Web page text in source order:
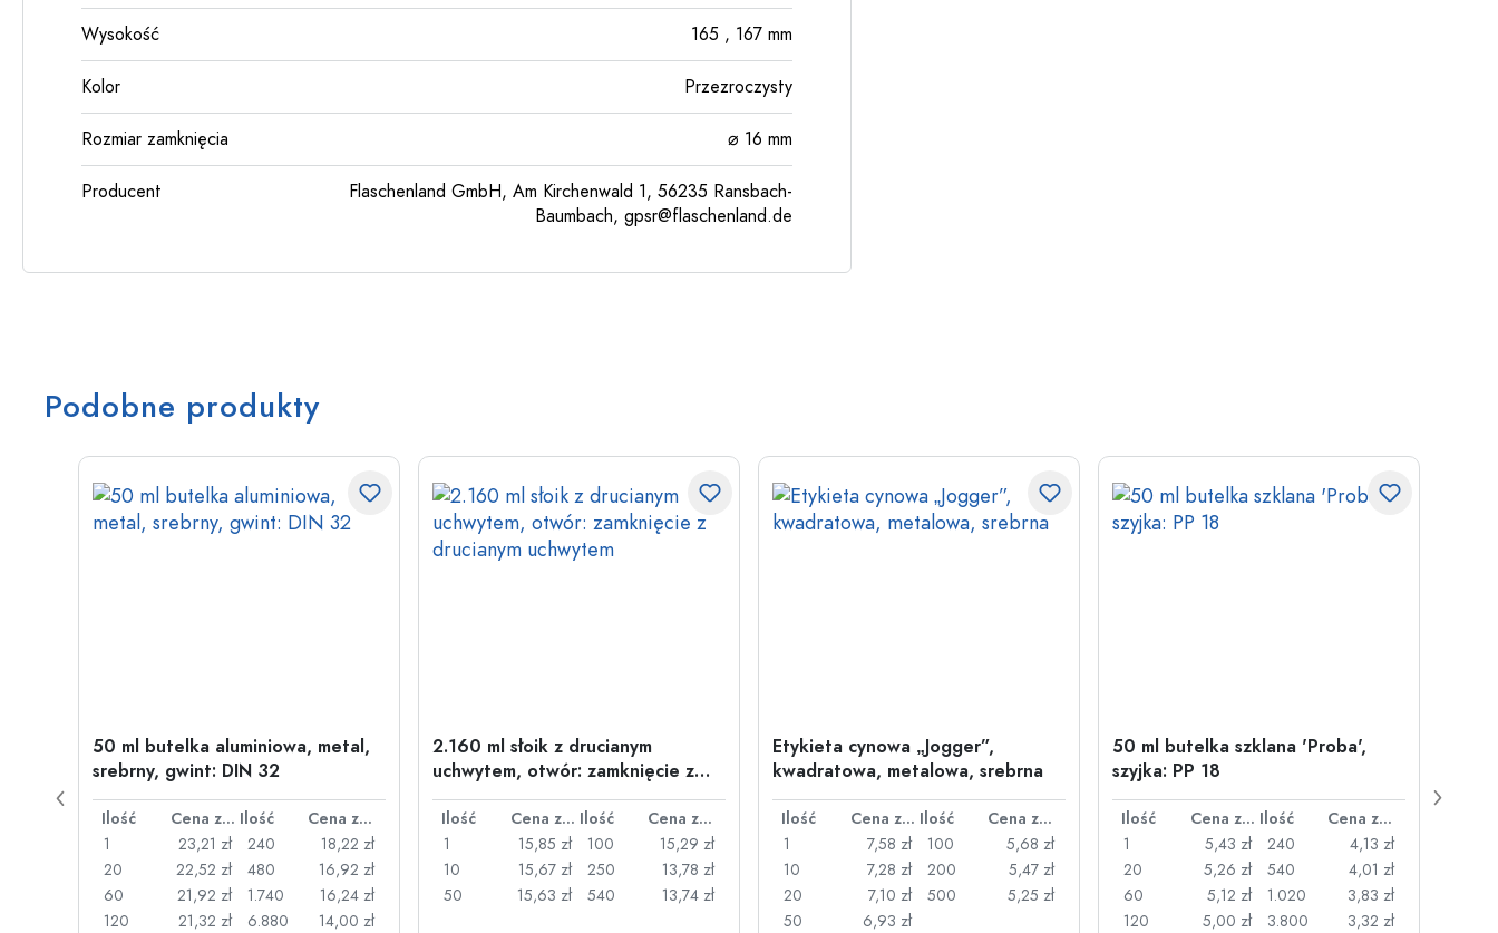
Wysokość 165 , 167 mm
Kolor Przezroczysty
Rozmiar zamknięcia ⌀ 16 mm
Producent
Flaschenland GmbH, Am Kirchenwald 1, 56235 Ransbach-
Baumbach, gpsr@flaschenland.de
Podobne produkty
50 ml butelka aluminiowa, metal,
srebrny, gwint: DIN 32
Ilość Cena za sztukę Ilość
Cena za sztukę
1
23,21 zł
20
22,52 zł
60
21,92 zł
120
21,32 zł
240
18,22 zł
480
16,92 zł
1.740
16,24 zł
6.880
14,00 zł
2.160 ml słoik z drucianym
uchwytem, otwór: zamknięcie z
drucianym uchwytem
Ilość Cena za sztukę Ilość
Cena za sztukę
1
15,85 zł
10
15,67 zł
50
15,63 zł
100
15,29 zł
250
13,78 zł
540
13,74 zł
Etykieta cynowa „Jogger”,
kwadratowa, metalowa, srebrna
Ilość Cena za sztukę Ilość
Cena za sztukę
1
7,58 zł
10
7,28 zł
20
7,10 zł
50
6,93 zł
100
5,68 zł
200
5,47 zł
500
5,25 zł
50 ml butelka szklana 'Proba',
szyjka: PP 18
Ilość Cena za sztukę Ilość
Cena za sztukę
1
5,43 zł
20
5,26 zł
60
5,12 zł
120
5,00 zł
240
4,13 zł
540
4,01 zł
1.020
3,83 zł
3.800
3,32 zł